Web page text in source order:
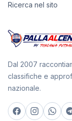
Ricerca nel sito
Dal 2007
classifiche e
nazionale.